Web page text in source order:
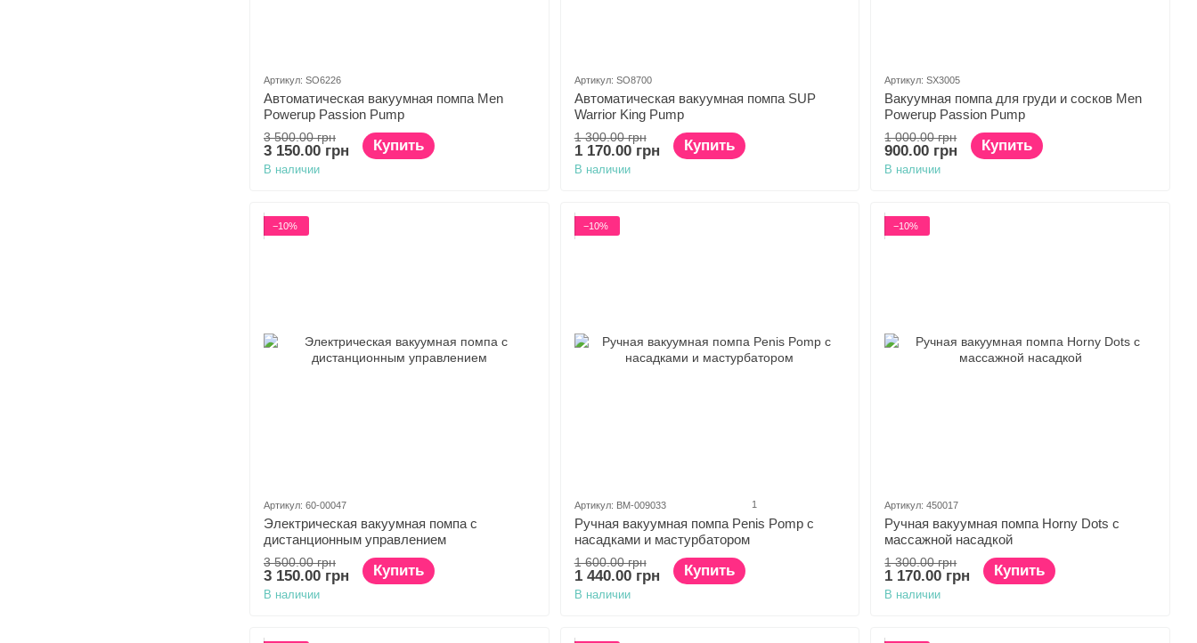
Артикул: SO6226
Автоматическая вакуумная помпа Men
Powerup Passion Pump
3 500.00 грн
3 150.00 грн Купить
В наличии
Артикул: SO8700
Автоматическая вакуумная помпа SUP
Warrior King Pump
1 300.00 грн
1 170.00 грн Купить
В наличии
Артикул: SX3005
Вакуумная помпа для груди и сосков Men
Powerup Passion Pump
1 000.00 грн
900.00 грн Купить
В наличии
−10%
Артикул: 60-00047
Электрическая вакуумная помпа с
дистанционным управлением
3 500.00 грн
3 150.00 грн Купить
В наличии
−10%
Артикул: BM-009033 1
Ручная вакуумная помпа Penis Pomp с
насадками и мастурбатором
1 600.00 грн
1 440.00 грн Купить
В наличии
−10%
Артикул: 450017
Ручная вакуумная помпа Horny Dots с
массажной насадкой
1 300.00 грн
1 170.00 грн Купить
В наличии